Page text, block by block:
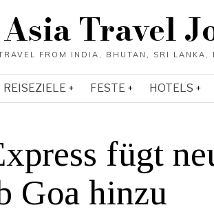
Travel
REISEZIELE FESTE HOTELS
fügt
Goa hinzu